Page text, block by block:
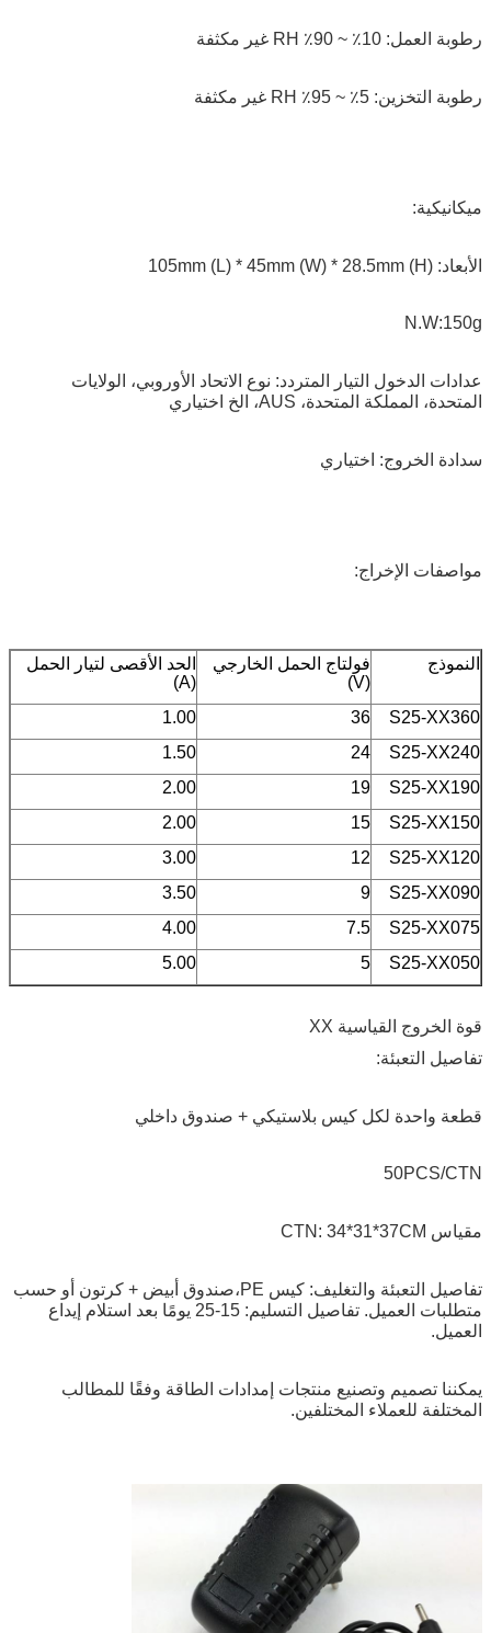
رطوبة العمل: 10٪ ~ 90٪ RH غير مكثفة
رطوبة التخزين: 5٪ ~ 95٪ RH غير مكثفة
ميكانيكية:
الأبعاد: 105mm (L) * 45mm (W) * 28.5mm (H)
N.W:150g
عدادات الدخول التيار المتردد: نوع الاتحاد الأوروبي، الولايات
المتحدة، المملكة المتحدة، AUS، الخ اختياري
سدادة الخروج: اختياري
مواصفات الإخراج:
النموذج
فولتاج الحمل الخارجي
(V)
الحد الأقصى لتيار الحمل
(A)
S25-XX360
36
1.00
S25-XX240
24
1.50
S25-XX190
19
2.00
S25-XX150
15
2.00
S25-XX120
12
3.00
S25-XX090
9
3.50
S25-XX075
7.5
4.00
S25-XX050
5
5.00
قوة الخروج القياسية XX
تفاصيل التعبئة:
قطعة واحدة لكل كيس بلاستيكي + صندوق داخلي
50PCS/CTN
مقياس CTN: 34*31*37CM
تفاصيل التعبئة والتغليف: كيس PE،صندوق أبيض + كرتون أو حسب
متطلبات العميل. تفاصيل التسليم: 15-25 يومًا بعد استلام إيداع
العميل.
يمكننا تصميم وتصنيع منتجات إمدادات الطاقة وفقًا للمطالب
المختلفة للعملاء المختلفين.